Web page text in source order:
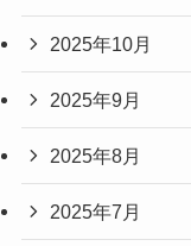
2025年10月
2025年9月
2025年8月
2025年7月